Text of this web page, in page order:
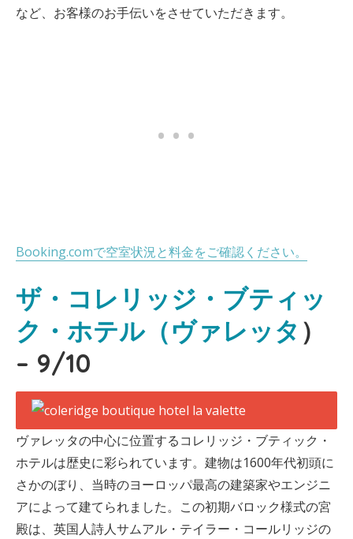
など、お客様のお手伝いをさせていただきます。
Booking.comで空室状況と料金をご確認ください。
ザ・コレリッジ・ブティッ
ク・ホテル（ヴァレッタ ）
– 9/10
ヴァレッタの中心に位置するコレリッジ・ブティック・
ホテルは歴史に彩られています。建物は1600年代初頭に
さかのぼり、当時のヨーロッパ最高の建築家やエンジニ
アによって建てられました。この初期バロック様式の宮
殿は、英国人詩人サムアル・テイラー・コールリッジの